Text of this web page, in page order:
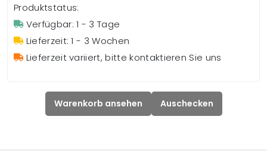
Produktstatus:
Verfügbar: 1 - 3 Tage
Lieferzeit: 1 - 3 Wochen
Lieferzeit variiert, bitte kontaktieren Sie uns
Warenkorb ansehen Auschecken